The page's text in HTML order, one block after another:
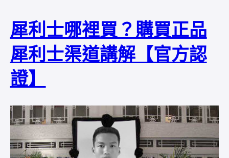
犀利士哪裡買？購買正品
犀利士渠道講解【官方認
證】